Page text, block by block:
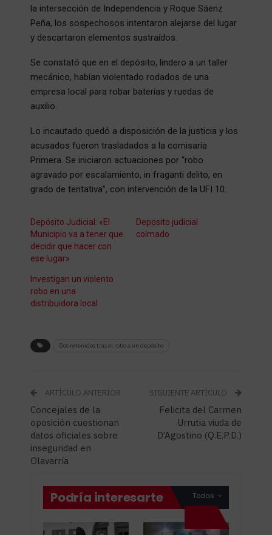
la intersección de Independencia y Roque Sáenz
Peña, los sospechosos intentaron alejarse del lugar
y descartaron elementos sustraídos.
Se constató que en el depósito, lindero a un taller
mecánico, habían violentado rodados de una
empresa local para robar baterías y ruedas de
auxilio.
Lo incautado quedó a disposición de la justicia y los
acusados fueron trasladados a la comisaría
Primera. Se iniciaron actuaciones por “robo
agravado por escalamiento, in fraganti delito, en
grado de tentativa”, con intervención de la UFI 10.
Depósito Judicial: «El
Municipio va a tener que
decidir que hacer con
ese lugar»
Deposito judicial
colmado
Investigan un violento
robo en una
distribuidora local
Dos retenidos tras el robo a un depósito
ARTÍCULO ANTERIOR
Concejales de la
oposición cuestionan
datos oficiales sobre
inseguridad en
Olavarría
SIGUIENTE ARTÍCULO
Felicita del Carmen
Urrutia viuda de
D’Agostino (Q.E.P.D.)
Todas
Podría interesarte